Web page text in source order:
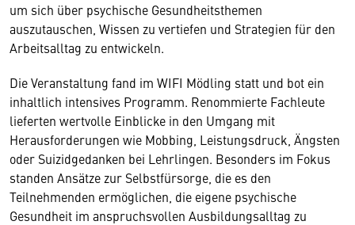
um sich über psychische Gesundheitsthemen
auszutauschen, Wissen zu vertiefen und Strategien für den
Arbeitsalltag zu entwickeln.
Die Veranstaltung fand im WIFI Mödling statt und bot ein
inhaltlich intensives Programm. Renommierte Fachleute
lieferten wertvolle Einblicke in den Umgang mit
Herausforderungen wie Mobbing, Leistungsdruck, Ängsten
oder Suizidgedanken bei Lehrlingen. Besonders im Fokus
standen Ansätze zur Selbstfürsorge, die es den
Teilnehmenden ermöglichen, die eigene psychische
Gesundheit im anspruchsvollen Ausbildungsalltag zu